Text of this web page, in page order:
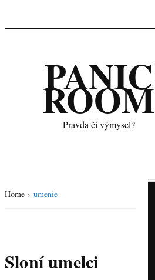
PANIC
ROOM
Pravda či výmysel?
Home › umenie
Sloní umelci